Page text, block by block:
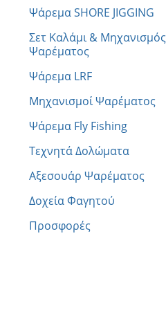
Ψάρεμα SHORE JIGGING
Σετ Καλάμι & Μηχανισμός
Ψαρέματος
Ψάρεμα LRF
Μηχανισμοί Ψαρέματος
Ψάρεμα Fly Fishing
Τεχνητά Δολώματα
Αξεσουάρ Ψαρέματος
Δοχεία Φαγητού
Προσφορές